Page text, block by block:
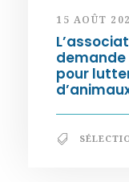
15 AOÛT
demande
pour